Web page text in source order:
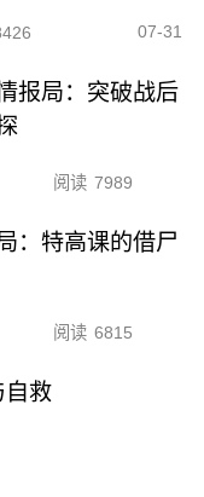
07-31
报局：突破战后
阅读 7989
：特高课的借尸
阅读 6815
自救